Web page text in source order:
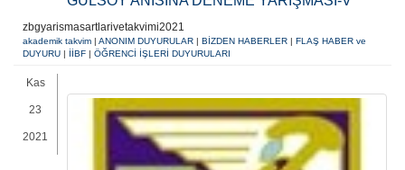
zbgyarismasartlarivetakvimi2021
akademik takvim | ANONIM DUYURULAR | BİZDEN HABERLER | FLAŞ HABER ve
DUYURU | İİBF | ÖĞRENCİ İŞLERİ DUYURULARI
Kas
23
2021